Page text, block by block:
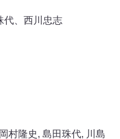
代、西川忠志
岡村隆史, 島田珠代, 川島